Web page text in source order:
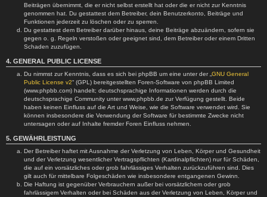
Beiträgen übernimmt, die er nicht selbst erstellt hat oder die er nicht zur Kenntnis
genommen hat. Du gestattest dem Betreiber, dein Benutzerkonto, Beiträge und
Funktionen jederzeit zu löschen oder zu sperren.
Du gestattest dem Betreiber darüber hinaus, deine Beiträge abzuändern, sofern sie
gegen o. g. Regeln verstoßen oder geeignet sind, dem Betreiber oder einem Dritten
Schaden zuzufügen.
4. GENERAL PUBLIC LICENSE
Du nimmst zur Kenntnis, dass es sich bei phpBB um eine unter der „ GNU General
Public License v2“ (GPL) bereitgestellten Foren-Software von phpBB Limited
(www.phpbb.com) handelt; deutschsprachige Informationen werden durch die
deutschsprachige Community unter www.phpbb.de zur Verfügung gestellt. Beide
haben keinen Einfluss auf die Art und Weise, wie die Software verwendet wird. Sie
können insbesondere die Verwendung der Software für bestimmte Zwecke nicht
untersagen oder auf Inhalte fremder Foren Einfluss nehmen.
5. GEWÄHRLEISTUNG
Der Betreiber haftet mit Ausnahme der Verletzung von Leben, Körper und Gesundheit
und der Verletzung wesentlicher Vertragspflichten (Kardinalpflichten) nur für Schäden,
die auf ein vorsätzliches oder grob fahrlässiges Verhalten zurückzuführen sind. Dies
gilt auch für mittelbare Folgeschäden wie insbesondere entgangenen Gewinn.
Die Haftung ist gegenüber Verbrauchern außer bei vorsätzlichem oder grob
fahrlässigem Verhalten oder bei Schäden aus der Verletzung von Leben, Körper und